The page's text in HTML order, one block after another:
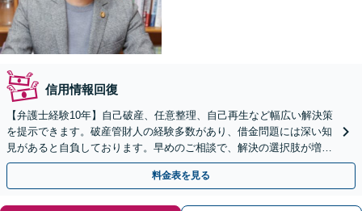
信用情報回復
【弁護士経験10年】自己破産、任意整理、自己再生など幅広い解決策
を提示できます。破産管財人の経験多数があり、借金問題には深い知
見があると自負しております。早めのご相談で、解決の選択肢が増え
ます。返済が滞ったらすぐにご相談ください
料金表を見る